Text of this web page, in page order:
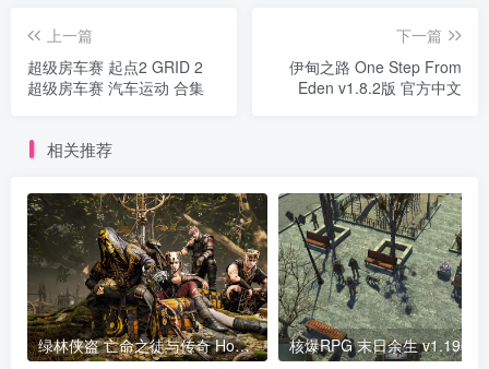
上一篇
超级房车赛 起点2 GRID 2
超级房车赛 汽车运动 合集
下一篇
伊甸之路 One Step From
Eden v1.8.2版 官方中文
相关推荐
绿林侠盗 亡命之徒与传奇 Hood Outlaws and Legends v2023.12.04联机版 官方中文 联机可能会失效